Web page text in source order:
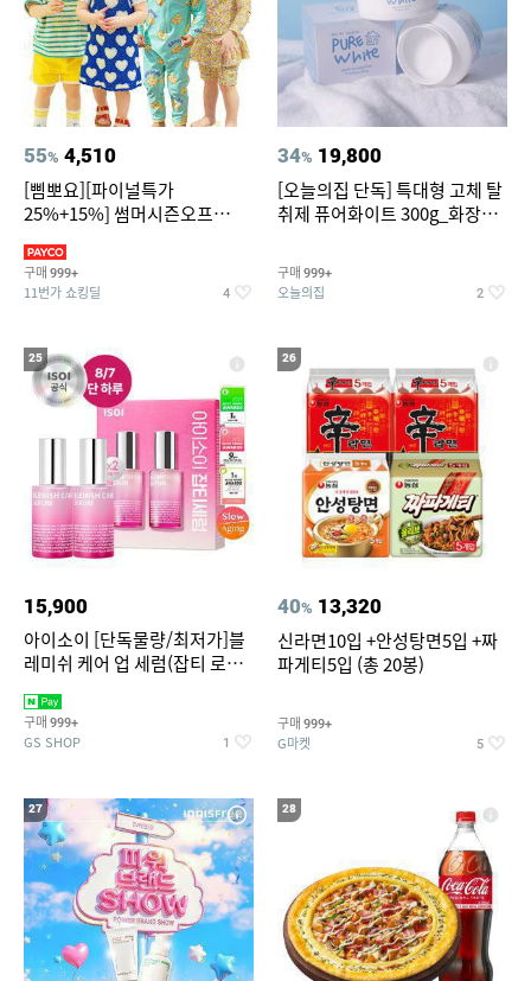
55% 4,510
[삠뽀요][파이널특가
25%+15%] 썸머시즌오프
영복/티셔츠/
구매 999+
11번가 쇼킹딜 4
34% 19,800
[오늘의집 단독] 특대형 고체 탈
취제 퓨어화이트 300g_화장실
구매 999+
오늘의집 2
25
15,900
아이소이 [단독물량/최저가]블
레미쉬 케어 업 세럼(잡티 로즈
2027-04-24)
구매 999+
GS SHOP 1
26
40% 13,320
신라면10입 +안성탕면5입 +짜
파게티5입 (총 20봉)
구매 999+
G마켓 5
27 28